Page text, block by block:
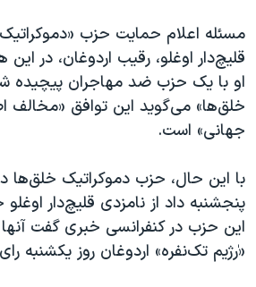
مسئله اعلام حمایت حزب
قلیچ‌دار اوغلو، رقیب اردوغان، در
او با یک حزب ضد مهاجران پیچیده
خلق‌ها» می‌گوید این توافق «مخالف
جهانی» است.
با این حال، حزب دموکراتیک خلق‌ها در
پنجشنبه داد از نامزدی قلیچ‌دار
این حزب در کنفرانسی خبری گفت آنها
«ٰرژیم تک‌نفره» اردوغان روز یکشنبه